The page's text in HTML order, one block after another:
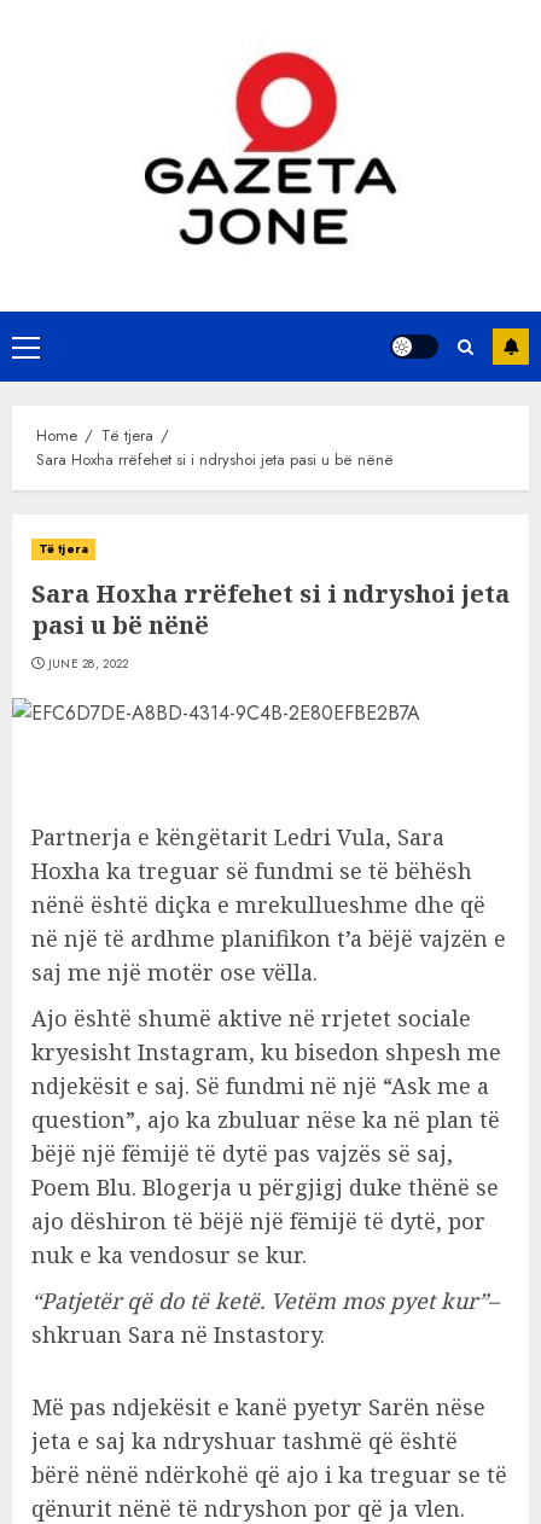
Primary
Menu
Home
Të tjera
Sara Hoxha rrëfehet si i ndryshoi jeta pasi u bë nënë
Të tjera
Sara Hoxha rrëfehet si i ndryshoi jeta
pasi u bë nënë
JUNE 28, 2022
Partnerja e këngëtarit Ledri Vula, Sara
Hoxha ka treguar së fundmi se të bëhësh
nënë është diçka e mrekullueshme dhe që
në një të ardhme planifikon t’a bëjë vajzën e
saj me një motër ose vëlla.
Ajo është shumë aktive në rrjetet sociale
kryesisht Instagram, ku bisedon shpesh me
ndjekësit e saj. Së fundmi në një “Ask me a
question”, ajo ka zbuluar nëse ka në plan të
bëjë një fëmijë të dytë pas vajzës së saj,
Poem Blu. Blogerja u përgjigj duke thënë se
ajo dëshiron të bëjë një fëmijë të dytë, por
nuk e ka vendosur se kur.
“Patjetër që do të ketë. Vetëm mos pyet kur”–
shkruan Sara në Instastory.
Më pas ndjekësit e kanë pyetyr Sarën nëse
jeta e saj ka ndryshuar tashmë që është
bërë nënë ndërkohë që ajo i ka treguar se të
qënurit nënë të ndryshon por që ja vlen.